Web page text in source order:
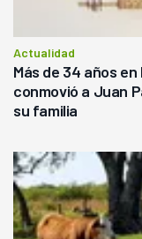
Actualidad
Más de 34 años
conmovió a Juan
su familia